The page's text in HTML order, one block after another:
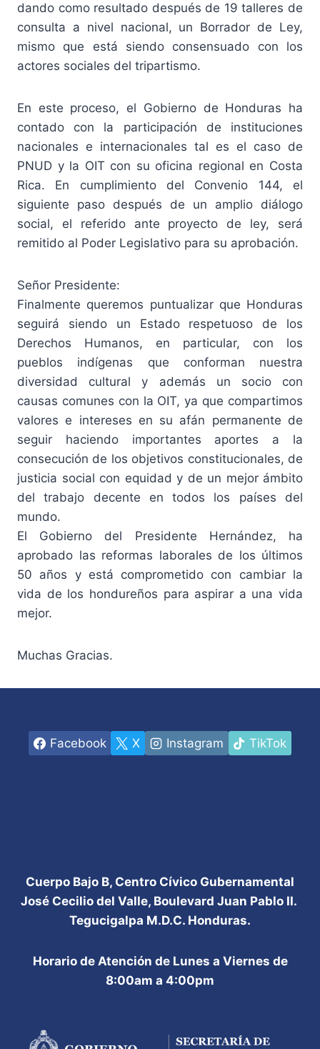
dando como resultado después de 19 talleres de
consulta a nivel nacional, un Borrador de Ley,
mismo que está siendo consensuado con los
actores sociales del tripartismo.
En este proceso, el Gobierno de Honduras ha
contado con la participación de instituciones
nacionales e internacionales tal es el caso de
PNUD y la OIT con su oficina regional en Costa
Rica. En cumplimiento del Convenio 144, el
siguiente paso después de un amplio diálogo
social, el referido ante proyecto de ley, será
remitido al Poder Legislativo para su aprobación.
Señor Presidente:
Finalmente queremos puntualizar que Honduras
seguirá siendo un Estado respetuoso de los
Derechos Humanos, en particular, con los
pueblos indígenas que conforman nuestra
diversidad cultural y además un socio con
causas comunes con la OIT, ya que compartimos
valores e intereses en su afán permanente de
seguir haciendo importantes aportes a la
consecución de los objetivos constitucionales, de
justicia social con equidad y de un mejor ámbito
del trabajo decente en todos los países del
mundo.
El Gobierno del Presidente Hernández, ha
aprobado las reformas laborales de los últimos
50 años y está comprometido con cambiar la
vida de los hondureños para aspirar a una vida
mejor.
Muchas Gracias.
Facebook X Instagram TikTok
Cuerpo Bajo B, Centro Cívico Gubernamental
José Cecilio del Valle, Boulevard Juan Pablo II.
Tegucigalpa M.D.C. Honduras.
Horario de Atención de Lunes a Viernes de
8:00am a 4:00pm